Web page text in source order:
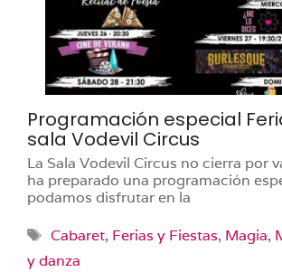
Programación especial
sala Vodevil Circus
La Sala Vodevil Circus no cierra por
ha preparado una programación
podamos disfrutar en la
Etiquetas
Cabaret, Ferias y Fiestas, Magia,
y danza